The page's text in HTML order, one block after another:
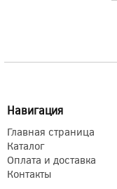
Навигация
Главная страница
Каталог
Оплата и доставка
Контакты